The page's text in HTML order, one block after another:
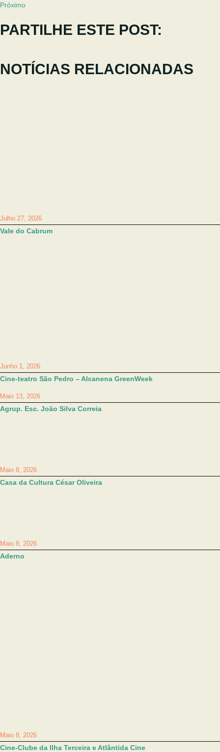
Próximo
PARTILHE ESTE POST:
NOTÍCIAS RELACIONADAS
Julho 27, 2026
Vale do Cabrum
Junho 1, 2026
Cine-teatro São Pedro – Alcanena GreenWeek
Maio 13, 2026
Agrup. Esc. João Silva Correia
Maio 8, 2026
Casa da Cultura César Oliveira
Maio 8, 2026
Aderno
Maio 8, 2026
Cine-Clube da Ilha Terceira e Atlântida Cine